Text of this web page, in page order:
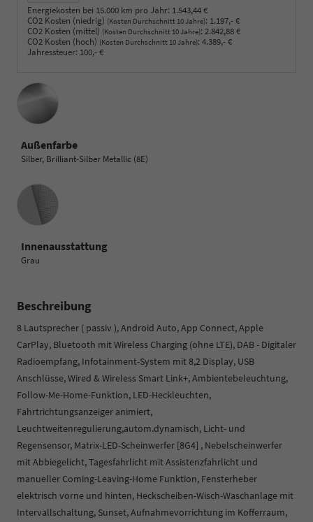
Energiekosten bei 15.000 km pro Jahr: 1.543,44 €
CO2 Kosten (niedrig) (Kosten Durchschnitt 10 Jahre): 1.197,- €
CO2 Kosten (mittel) (Kosten Durchschnitt 10 Jahre): 2.842,88 €
CO2 Kosten (hoch) (Kosten Durchschnitt 10 Jahre): 4.389,- €
Jahressteuer: 100,- €
Außenfarbe
Silber, Brilliant-Silber Metallic (8E)
Innenausstattung
Innenausstattung
Grau
Beschreibung
8 Lautsprecher ( passiv ), Android Auto, App Connect, Apple
CarPlay, Bluetooth mit Wireless Charging (ohne LTE), DAB - Digitaler
Radioempfang, Infotainment-System mit 8,2 Display, USB
Anschlüsse, Wired & Wireless Smart Link+, Ambientebeleuchtung,
Follow-Me-Home-Funktion, LED-Heckleuchten,
Fahrtrichtungsanzeiger animiert,
Leuchtweitenregulierung,autom.dynamisch, Licht- und
Regensensor, Matrix-LED-Scheinwerfer [8G4] , Nebelscheinwerfer
mit Abbiegelicht, Tagesfahrlicht mit Assistenzfahrlicht und
manueller Coming-Leaving-Home Funktion, Fensterheber
elektrisch vorne und hinten, Heckscheiben-Wisch-Waschanlage mit
Intervallschaltung, Sunset, Aufnahmevorrichtung im Kofferraum,